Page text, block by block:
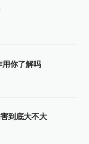
用你了解吗
到底大不大